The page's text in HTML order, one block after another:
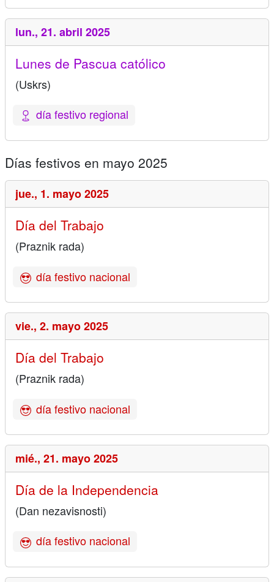
lun., 21. abril 2025
Lunes de Pascua católico
(Uskrs)
día festivo regional
Días festivos en mayo 2025
jue., 1. mayo 2025
Día del Trabajo
(Praznik rada)
día festivo nacional
vie., 2. mayo 2025
Día del Trabajo
(Praznik rada)
día festivo nacional
mié., 21. mayo 2025
Día de la Independencia
(Dan nezavisnosti)
día festivo nacional